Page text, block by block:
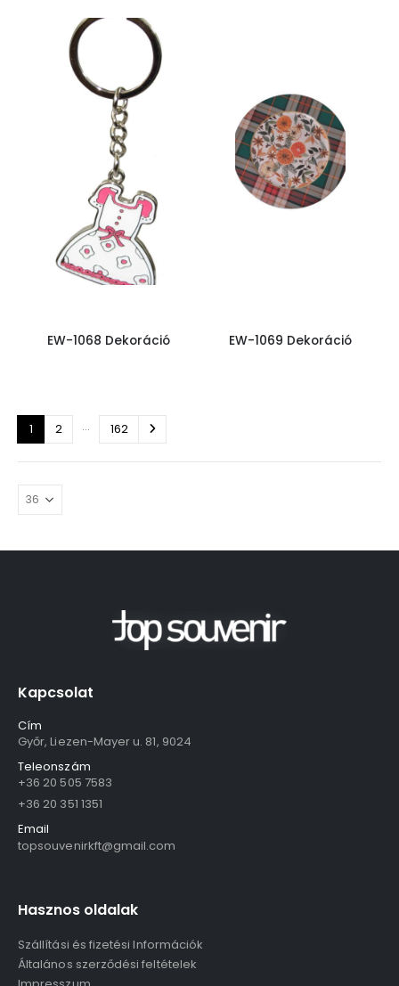
EW-1068 Dekoráció EW-1069 Dekoráció
1 2 … 162
Kapcsolat
Cím
Győr, Liezen-Mayer u. 81, 9024
Teleonszám
+36 20 505 7583
+36 20 351 1351
Email
topsouvenirkft@gmail.com
Hasznos oldalak
Szállítási és fizetési Információk
Általános szerződési feltételek